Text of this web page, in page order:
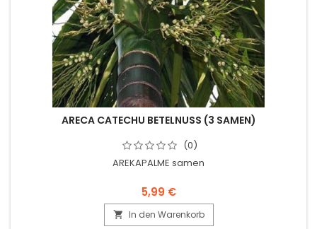
ARECA CATECHU BETELNUSS (3 SAMEN)
(0)
AREKAPALME samen
5,99 €
 In den Warenkorb